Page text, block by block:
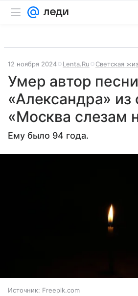
12 ноября 2024 Lenta.Ru Светская
Умер автор песни
«Александра»
«Москва слезам
Ему было 94 года.
Источник: Freepik.com